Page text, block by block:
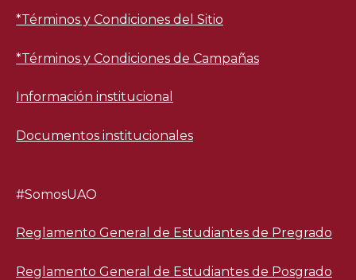
*Términos y Condiciones del Sitio
*Términos y Condiciones de Campañas
Información institucional
Documentos institucionales
#SomosUAO
Reglamento General de Estudiantes de Pregrado
Reglamento General de Estudiantes de Posgrado